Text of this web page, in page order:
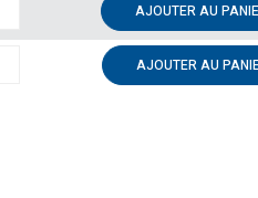
AJOUTER AU
AJOUTER AU